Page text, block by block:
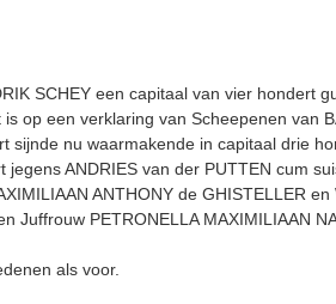
SCHEY een capitaal van vier hondert
op een verkla­ring van Scheepenen van
sijnde nu waarmakende in capitaal drie
jegens ANDRIES van der PUTTEN cum
ANTHONY de GHISTELLER
Juffrouw PETRONELLA MAXIMILI­AAN
als voor.